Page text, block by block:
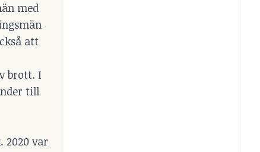
med
att
brott. I
till
2020 var